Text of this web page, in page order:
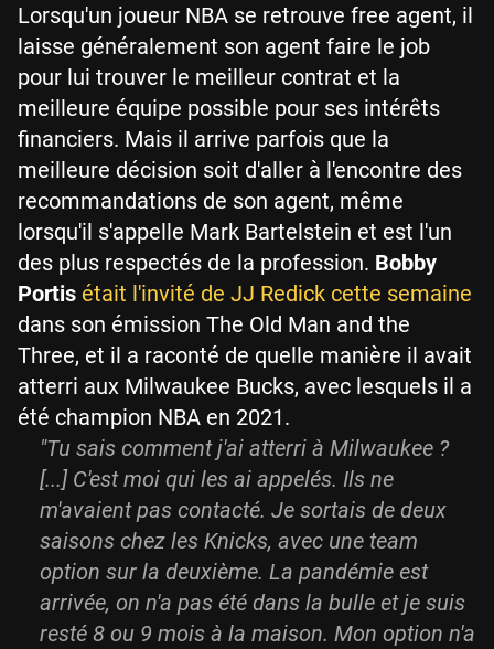
Lorsqu'un joueur NBA se retrouve free agent, il
laisse généralement son agent faire le job
pour lui trouver le meilleur contrat et la
meilleure équipe possible pour ses intérêts
financiers. Mais il arrive parfois que la
meilleure décision soit d'aller à l'encontre des
recommandations de son agent, même
lorsqu'il s'appelle Mark Bartelstein et est l'un
des plus respectés de la profession. Bobby
Portis était l'invité de JJ Redick cette semaine
dans son émission The Old Man and the
Three, et il a raconté de quelle manière il avait
atterri aux Milwaukee Bucks, avec lesquels il a
été champion NBA en 2021.
"Tu sais comment j'ai atterri à Milwaukee ?
[...] C'est moi qui les ai appelés. Ils ne
m'avaient pas contacté. Je sortais de deux
saisons chez les Knicks, avec une team
option sur la deuxième. La pandémie est
arrivée, on n'a pas été dans la bulle et je suis
resté 8 ou 9 mois à la maison. Mon option n'a